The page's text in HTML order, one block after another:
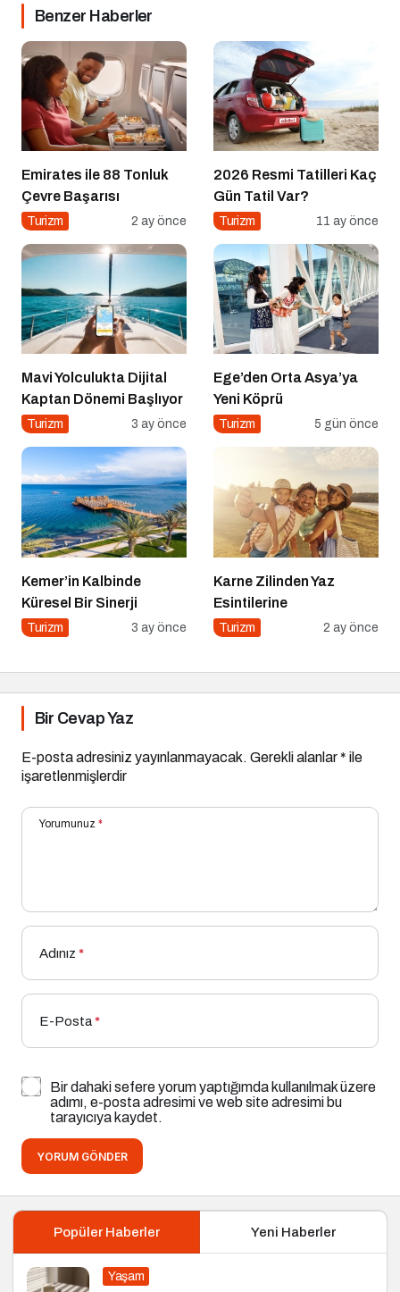
Benzer Haberler
Emirates ile 88 Tonluk
Çevre Başarısı
Turizm 2 ay önce
2026 Resmi Tatilleri Kaç
Gün Tatil Var?
Turizm 11 ay önce
Mavi Yolculukta Dijital
Kaptan Dönemi Başlıyor
Turizm 3 ay önce
Ege’den Orta Asya’ya
Yeni Köprü
Turizm 5 gün önce
Kemer’in Kalbinde
Küresel Bir Sinerji
Turizm 3 ay önce
Karne Zilinden Yaz
Esintilerine
Turizm 2 ay önce
Bir Cevap Yaz
E-posta adresiniz yayınlanmayacak. Gerekli alanlar* ile
işaretlenmişlerdir
Yorumunuz *
Adınız *
E-Posta*
Bir dahaki sefere yorum yaptığımda kullanılmak üzere
adımı, e-posta adresimi ve web site adresimi bu
tarayıcıya kaydet.
YORUM GÖNDER
Popüler Haberler Yeni Haberler
Yaşam